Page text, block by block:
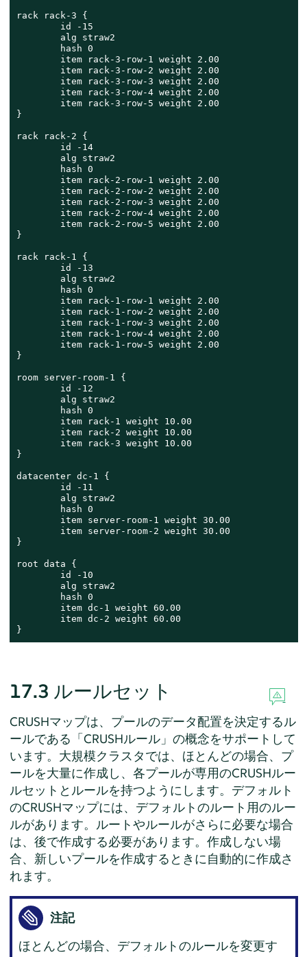
rack rack-3 {
        id -15
        alg straw2
        hash 0
        item rack-3-row-1 weight 2.00
        item rack-3-row-2 weight 2.00
        item rack-3-row-3 weight 2.00
        item rack-3-row-4 weight 2.00
        item rack-3-row-5 weight 2.00
}
rack rack-2 {
        id -14
        alg straw2
        hash 0
        item rack-2-row-1 weight 2.00
        item rack-2-row-2 weight 2.00
        item rack-2-row-3 weight 2.00
        item rack-2-row-4 weight 2.00
        item rack-2-row-5 weight 2.00
}
rack rack-1 {
        id -13
        alg straw2
        hash 0
        item rack-1-row-1 weight 2.00
        item rack-1-row-2 weight 2.00
        item rack-1-row-3 weight 2.00
        item rack-1-row-4 weight 2.00
        item rack-1-row-5 weight 2.00
}
room server-room-1 {
        id -12
        alg straw2
        hash 0
        item rack-1 weight 10.00
        item rack-2 weight 10.00
        item rack-3 weight 10.00
}
datacenter dc-1 {
        id -11
        alg straw2
        hash 0
        item server-room-1 weight 30.00
        item server-room-2 weight 30.00
}
root data {
        id -10
        alg straw2
        hash 0
        item dc-1 weight 60.00
        item dc-2 weight 60.00
}
17.3 ルールセット
CRUSHマップは、プールのデータ配置を決定するル
ールである「CRUSHルール」の概念をサポートして
います。大規模クラスタでは、ほとんどの場合、プ
ールを大量に作成し、各プールが専用のCRUSHルー
ルセットとルールを持つようにします。デフォルト
のCRUSHマップには、デフォルトのルート用のルー
ルがあります。ルートやルールがさらに必要な場合
は、後で作成する必要があります。作成しない場
合、新しいプールを作成するときに自動的に作成さ
れます。
注記
ほとんどの場合、デフォルトのルールを変更す